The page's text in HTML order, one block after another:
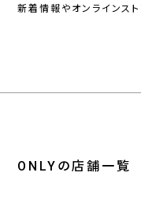
新着情報やオンラインス
ONLYの店舗一覧